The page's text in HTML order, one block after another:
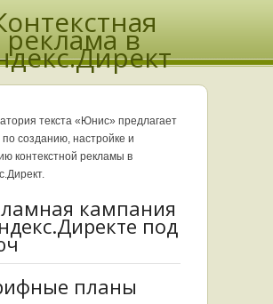
реклама в
текста «Юнис» предлагает
по созданию, настройке и
контекстной рекламы в
кампания
под
планы